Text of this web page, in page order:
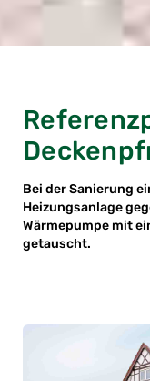
Bei der Sanierung
Heizungsanlage
Wärmepumpe mit
getauscht.